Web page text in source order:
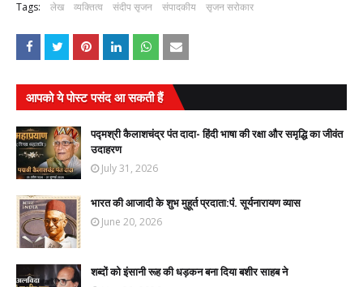
Tags: लेख व्यक्तित्व संदीप सृजन संपादकीय सृजन सरोकार
आपको ये पोस्ट पसंद आ सकती हैं
पद्मश्री कैलाशचंद्र पंत दादा- हिंदी भाषा की रक्षा और समृद्धि का जीवंत
उदाहरण
July 31, 2026
भारत की आजादी के शुभ मुहूर्त प्रदाता:पंं. सूर्यनारायण व्यास
June 20, 2026
शब्दों को इंसानी रूह की धड़कन बना दिया बशीर साहब ने